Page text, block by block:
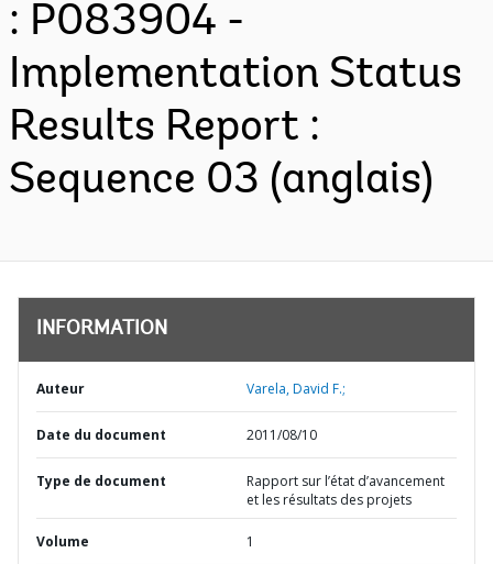
: P083904 -
Implementation Status
Results Report :
Sequence 03 (anglais)
INFORMATION
Auteur Varela, David F.;
Date du document 2011/08/10
Type de document
Rapport sur l’état d’avancement
et les résultats des projets
Volume 1